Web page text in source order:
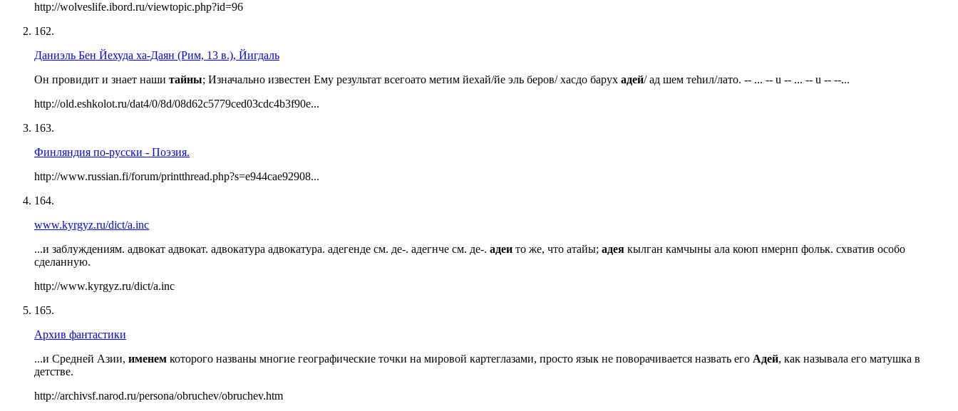
http://wolveslife.ibord.ru/viewtopic.php?id=96
162.
Даниэль Бен Йехуда ха-Даян (Рим, 13 в.), Йигдаль
Он провидит и знает наши тайны; Изначально известен Ему результат всегоато метим йехай/йе эль беров/ хасдо барух адей/ ад шем теhил/лато. -- ... -- u -- ... -- u -- --...
http://old.eshkolot.ru/dat4/0/8d/08d62c5779ced03cdc4b3f90e...
163.
Финляндия по-русски - Поэзия.
http://www.russian.fi/forum/printthread.php?s=e944cae92908...
164.
www.kyrgyz.ru/dict/a.inc
...и заблуждениям. адвокат адвокат. адвокатура адвокатура. адегенде см. де-. адегнче см. де-. адеи то же, что атайы; адея кылган камчыны ала коюп нмернп фольк. схватив особо
сделанную.
http://www.kyrgyz.ru/dict/a.inc
165.
Архив фантастики
...и Средней Азии, именем которого названы многие географические точки на мировой картеглазами, просто язык не поворачивается назвать его Адей, как называла его матушка в
детстве.
http://archivsf.narod.ru/persona/obruchev/obruchev.htm